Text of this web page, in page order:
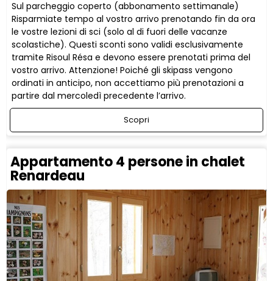
Sul parcheggio coperto (abbonamento settimanale)
Risparmiate tempo al vostro arrivo prenotando fin da ora
le vostre lezioni di sci (solo al di fuori delle vacanze
scolastiche). Questi sconti sono validi esclusivamente
tramite Risoul Résa e devono essere prenotati prima del
vostro arrivo. Attenzione! Poiché gli skipass vengono
ordinati in anticipo, non accettiamo più prenotazioni a
partire dal mercoledì precedente l’arrivo.
Scopri
Appartamento 4 persone in chalet
Renardeau